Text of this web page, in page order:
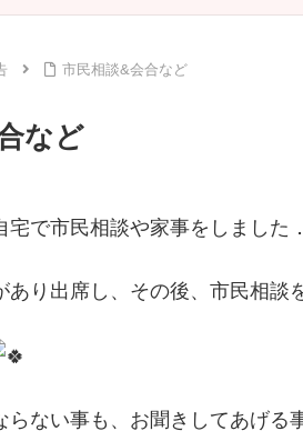
市民相談&会合など
など
で市民相談や家事をしました．
あり出席し、その後、市民相談
らない事も、お聞きしてあげる